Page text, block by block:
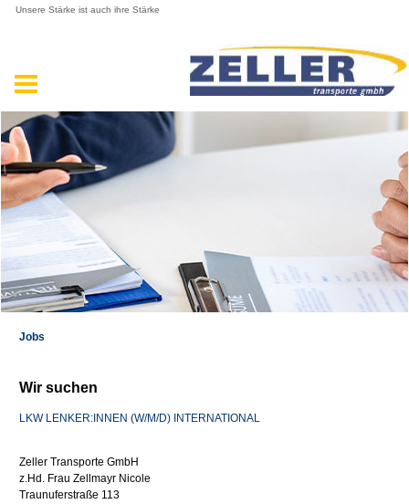
Unsere Stärke ist auch ihre Stärke
Jobs
Wir suchen
LKW LENKER:INNEN (W/M/D) INTERNATIONAL
Zeller Transporte GmbH
z.Hd. Frau Zellmayr Nicole
Traunuferstraße 113